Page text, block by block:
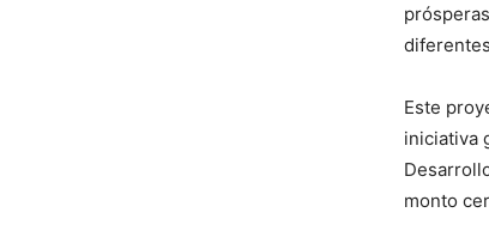
Este
iniciativa
monto